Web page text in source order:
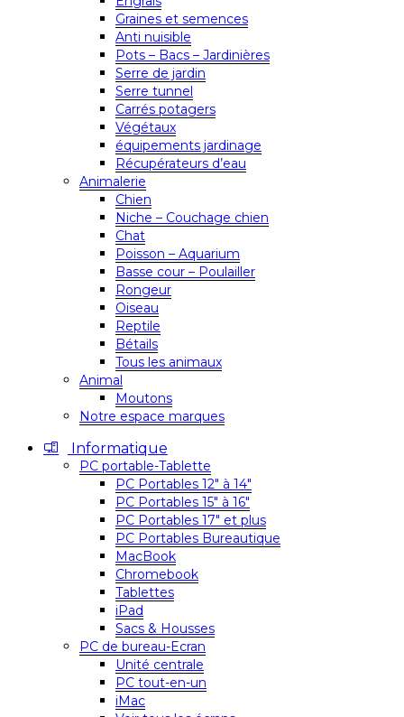
Graines et semences
Anti nuisible
Pots – Bacs – Jardinières
Serre de jardin
Serre tunnel
Carrés potagers
Végétaux
équipements jardinage
Récupérateurs d’eau
Animalerie
Chien
Niche – Couchage chien
Chat
Poisson – Aquarium
Basse cour – Poulailler
Rongeur
Oiseau
Reptile
Bétails
Tous les animaux
Animal
Moutons
Notre espace marques
Informatique
PC portable-Tablette
PC Portables 12″ à 14″
PC Portables 15″ à 16″
PC Portables 17″ et plus
PC Portables Bureautique
MacBook
Chromebook
Tablettes
iPad
Sacs & Housses
PC de bureau-Ecran
Unité centrale
PC tout-en-un
iMac